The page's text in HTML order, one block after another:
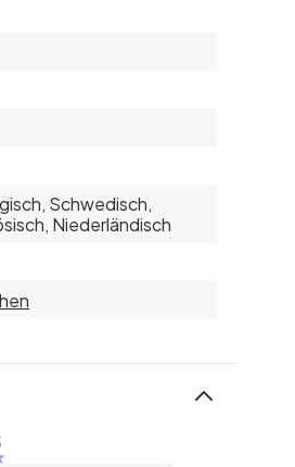
Schwedisch,
Niederländisch